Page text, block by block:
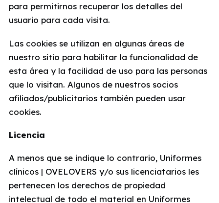
para permitirnos recuperar los detalles del
usuario para cada visita.
Las cookies se utilizan en algunas áreas de
nuestro sitio para habilitar la funcionalidad de
esta área y la facilidad de uso para las personas
que lo visitan. Algunos de nuestros socios
afiliados/publicitarios también pueden usar
cookies.
Licencia
A menos que se indique lo contrario, Uniformes
clínicos | OVELOVERS y/o sus licenciatarios les
pertenecen los derechos de propiedad
intelectual de todo el material en Uniformes